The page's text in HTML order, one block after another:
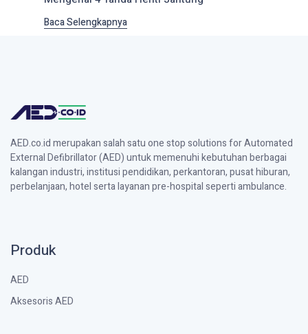
Baca Selengkapnya
AED.co.id merupakan salah satu one stop solutions for Automated
External Defibrillator (AED) untuk memenuhi kebutuhan berbagai
kalangan industri, institusi pendidikan, perkantoran, pusat hiburan,
perbelanjaan, hotel serta layanan pre-hospital seperti ambulance.
Produk
AED
Aksesoris AED